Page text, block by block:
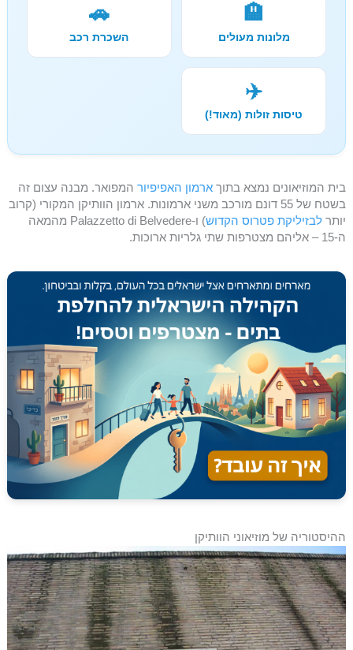
🏨
מלונות מעולים
🚗
השכרת רכב
✈️
טיסות זולות (מאוד!)
בית המוזיאונים נמצא בתוך ארמון האפיפיורהמפואר. מבנה עצום זה
בשטח של 55 דונם מורכב משני ארמונות. ארמון הוותיקן המקורי (קרוב
יותר לבזיליקת פטרוס הקדוש
) ו-Palazzetto di Belvedere מהמאה
ה-15 – אליהם מצטרפות שתי גלריות ארוכות.
ההיסטוריה של מוזיאוני הוותיקן